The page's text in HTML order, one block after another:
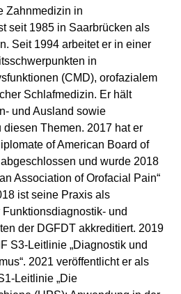
Zahnmedizin in
seit 1985 in Saarbrücken als
Seit 1994 arbeitet er in einer
in
(CMD), orofazialem
Schlafmedizin. Er hält
und Ausland sowie
Themen. 2017 hat er
of American Board of
und wurde 2018
Association of Orofacial Pain“
ist seine Praxis als
und
der DGFDT akkreditiert. 2019
S3-Leitlinie „Diagnostik und
2021 veröffentlicht er als
Leitlinie „Die